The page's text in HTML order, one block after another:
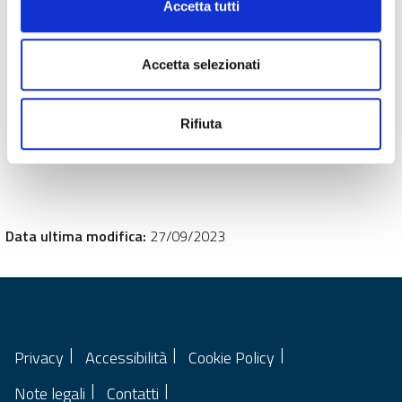
Accetta tutti
Accetta selezionati
Rifiuta
Data ultima modifica: 27/09/2023
Privacy Accessibilità
Cookie Policy
Note legali
Contatti